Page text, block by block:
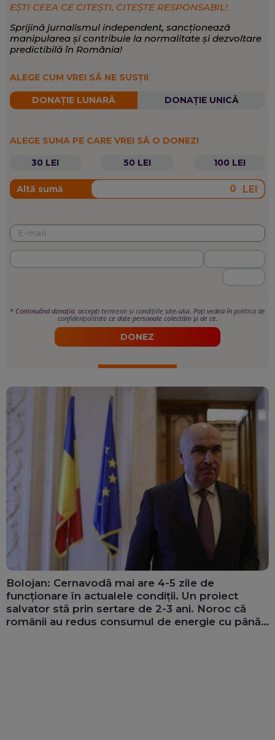
EȘTI CEEA CE CITEȘTI, CITEȘTE RESPONSABIL!
Sprijină jurnalismul independent, sancționează
manipularea și contribuie la normalitate și dezvoltare
predictibilă în România!
ALEGE CUM VREI SĂ NE SUSȚII
DONAȚIE LUNARĂ DONAȚIE UNICĂ
ALEGE SUMA PE CARE VREI SĂ O DONEZI
30 LEI
50 LEI 100 LEI
Altă sumă LEI
* Continuând donația, accepți termenii si condițiile site-ului. Poți vedea în politica de
confidențialitate ce date personale colectăm și de ce.
DONEZ
Bolojan: Cernavodă mai are 4-5 zile de
funcționare în actualele condiții. Un proiect
salvator stă prin sertare de 2-3 ani. Noroc că
românii au redus consumul de energie cu până